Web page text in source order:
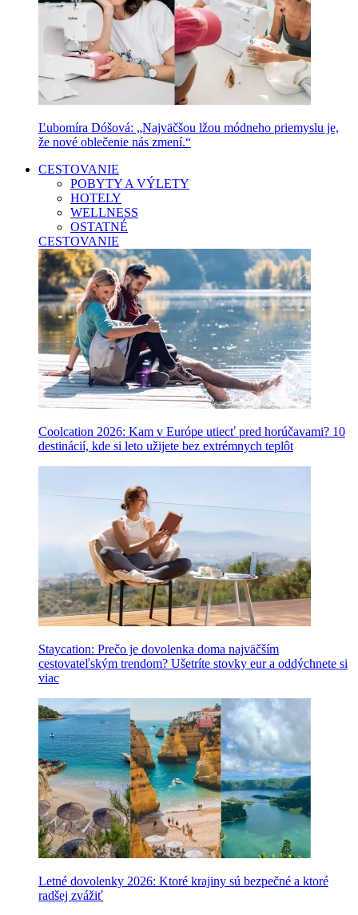
Ľubomíra Dóšová: „Najväčšou lžou módneho priemyslu je,
že nové oblečenie nás zmení.“
CESTOVANIE
POBYTY A VÝLETY
HOTELY
WELLNESS
OSTATNÉ
CESTOVANIE
Coolcation 2026: Kam v Európe utiecť pred horúčavami? 10
destinácií, kde si leto užijete bez extrémnych teplôt
Staycation: Prečo je dovolenka doma najväčším
cestovateľským trendom? Ušetríte stovky eur a oddýchnete si
viac
Letné dovolenky 2026: Ktoré krajiny sú bezpečné a ktoré
radšej zvážiť